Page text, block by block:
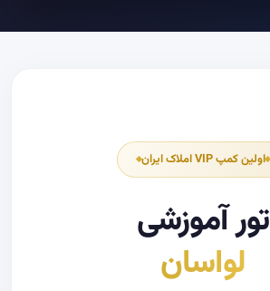
اولین کمپ VIP املاک ایران
تور آموزشی
لواسان